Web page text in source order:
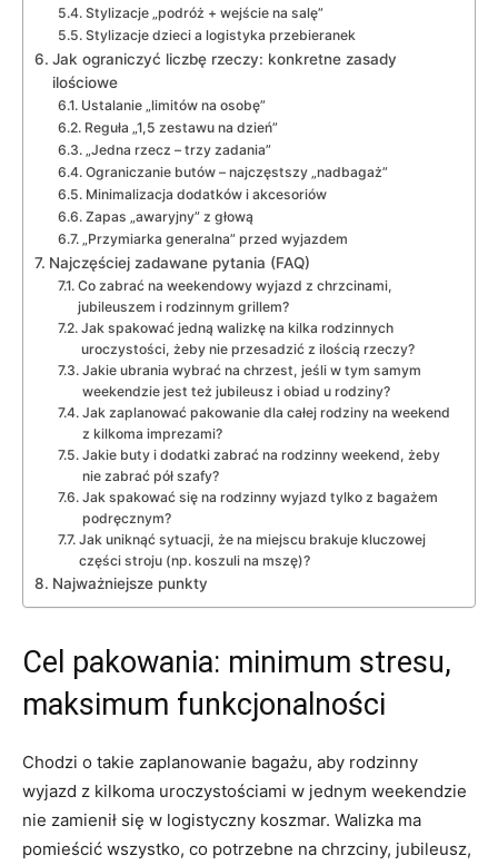
Stylizacje „podróż + wejście na salę”
Stylizacje dzieci a logistyka przebieranek
Jak ograniczyć liczbę rzeczy: konkretne zasady
ilościowe
Ustalanie „limitów na osobę”
Reguła „1,5 zestawu na dzień”
„Jedna rzecz – trzy zadania”
Ograniczanie butów – najczęstszy „nadbagaż”
Minimalizacja dodatków i akcesoriów
Zapas „awaryjny” z głową
„Przymiarka generalna” przed wyjazdem
Najczęściej zadawane pytania (FAQ)
Co zabrać na weekendowy wyjazd z chrzcinami,
jubileuszem i rodzinnym grillem?
Jak spakować jedną walizkę na kilka rodzinnych
uroczystości, żeby nie przesadzić z ilością rzeczy?
Jakie ubrania wybrać na chrzest, jeśli w tym samym
weekendzie jest też jubileusz i obiad u rodziny?
Jak zaplanować pakowanie dla całej rodziny na weekend
z kilkoma imprezami?
Jakie buty i dodatki zabrać na rodzinny weekend, żeby
nie zabrać pół szafy?
Jak spakować się na rodzinny wyjazd tylko z bagażem
podręcznym?
Jak uniknąć sytuacji, że na miejscu brakuje kluczowej
części stroju (np. koszuli na mszę)?
Najważniejsze punkty
Cel pakowania: minimum stresu,
maksimum funkcjonalności
Chodzi o takie zaplanowanie bagażu, aby rodzinny
wyjazd z kilkoma uroczystościami w jednym weekendzie
nie zamienił się w logistyczny koszmar. Walizka ma
pomieścić wszystko, co potrzebne na chrzciny, jubileusz,